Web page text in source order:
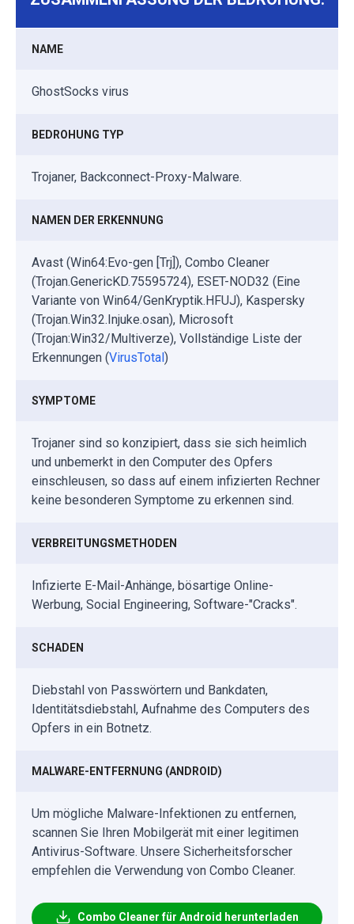
NAME
GhostSocks virus
BEDROHUNG TYP
Trojaner, Backconnect-Proxy-Malware.
NAMEN DER ERKENNUNG
Avast (Win64:Evo-gen [Trj]), Combo Cleaner
(Trojan.GenericKD.75595724), ESET-NOD32 (Eine
Variante von Win64/GenKryptik.HFUJ), Kaspersky
(Trojan.Win32.Injuke.osan), Microsoft
(Trojan:Win32/Multiverze), Vollständige Liste der
Erkennungen (VirusTotal)
SYMPTOME
Trojaner sind so konzipiert, dass sie sich heimlich
und unbemerkt in den Computer des Opfers
einschleusen, so dass auf einem infizierten Rechner
keine besonderen Symptome zu erkennen sind.
VERBREITUNGSMETHODEN
Infizierte E-Mail-Anhänge, bösartige Online-
Werbung, Social Engineering, Software-"Cracks".
SCHADEN
Diebstahl von Passwörtern und Bankdaten,
Identitätsdiebstahl, Aufnahme des Computers des
Opfers in ein Botnetz.
MALWARE-ENTFERNUNG (ANDROID)
Um mögliche Malware-Infektionen zu entfernen,
scannen Sie Ihren Mobilgerät mit einer legitimen
Antivirus-Software. Unsere Sicherheitsforscher
empfehlen die Verwendung von Combo Cleaner.
Combo Cleaner für Android herunterladen